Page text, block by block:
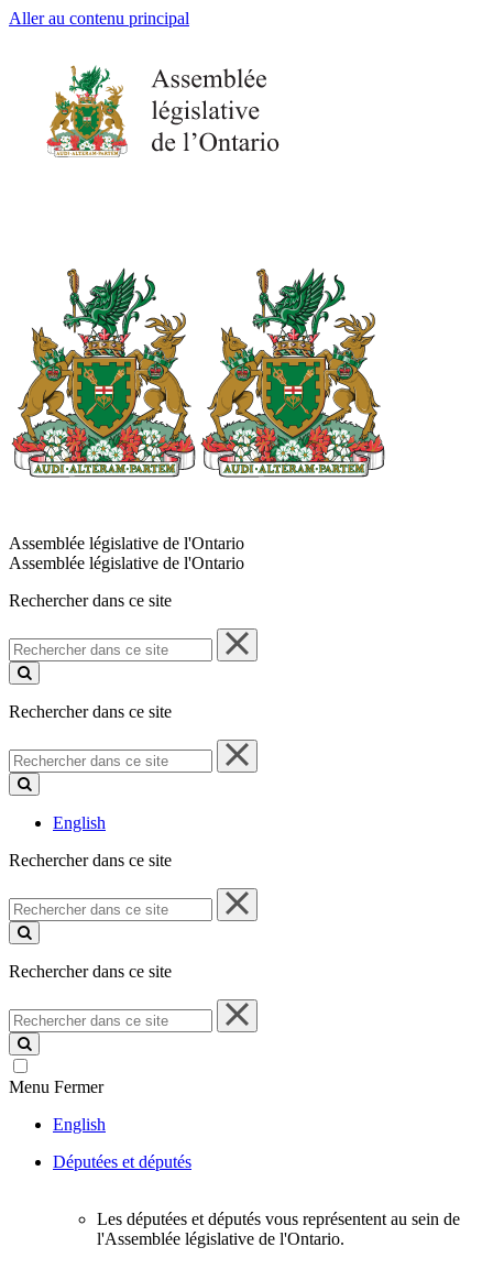
Aller au contenu principal
Assemblée législative de l'Ontario
Assemblée législative de l'Ontario
Rechercher dans ce site
Rechercher
dans
ce
Rechercher dans ce site
Rechercher
dans
ce
English
Rechercher dans ce site
Rechercher
dans
ce
Rechercher dans ce site
Rechercher
dans
ce
site
Menu Fermer
English
Députées et députés
Les députées et députés vous représentent au sein de
l'Assemblée législative de l'Ontario.